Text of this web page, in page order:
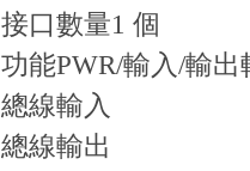
接口數量1 個
功能PWR/輸入/輸出
總線輸入
總線輸出